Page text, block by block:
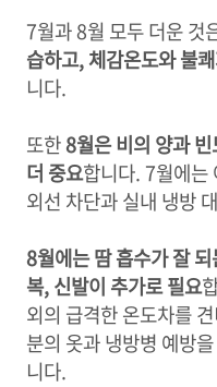
7월과 8월 모두 더운 것
습하고, 체감온도와 불
니다.
또한8월은 비의 양과
더 중요합니다. 7월에는
외선 차단과 실내 냉방
8월에는 땀 흡수가 잘
복, 신발이 추가로 필요
외의 급격한 온도차를
분의 옷과 냉방병 예방
니다.